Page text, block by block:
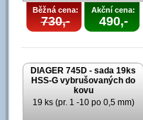
Běžná cena:
730,-
Akční cena:
490,-
DIAGER 745D - sada 19ks
HSS-G vybrušovaných do
kovu
19 ks (pr. 1 -10 po 0,5 mm)